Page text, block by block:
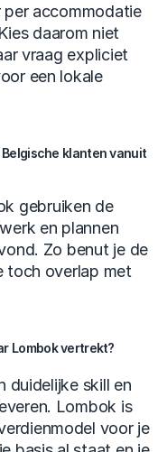
accommodatie
daarom niet
vraag expliciet
een lokale
klanten vanuit
gebruiken de
en plannen
Zo benut je de
toch overlap met
Lombok vertrekt?
duidelijke skill en
Lombok is
voor je